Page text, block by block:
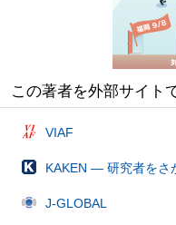
この著者を外部サイト
VIAF
KAKEN — 研究者をさ
J-GLOBAL